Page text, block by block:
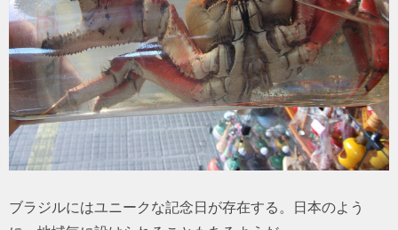
サッカー
PEOPLE
ビジネス
コラム
ブラジルにはユニークな記念日が存在する。日本のよう